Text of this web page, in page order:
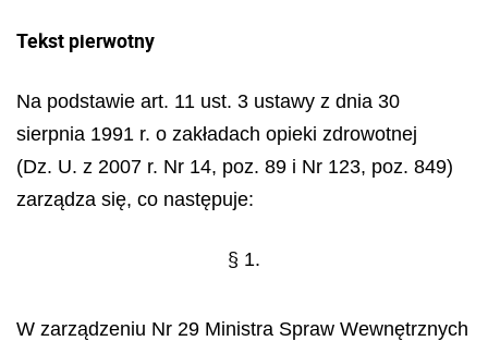
Tekst pierwotny
Na podstawie art. 11 ust. 3 ustawy z dnia 30
sierpnia 1991 r. o zakładach opieki zdrowotnej
(Dz. U. z 2007 r. Nr 14, poz. 89 i Nr 123, poz. 849)
zarządza się, co następuje:
§ 1.
W zarządzeniu Nr 29 Ministra Spraw Wewnętrznych